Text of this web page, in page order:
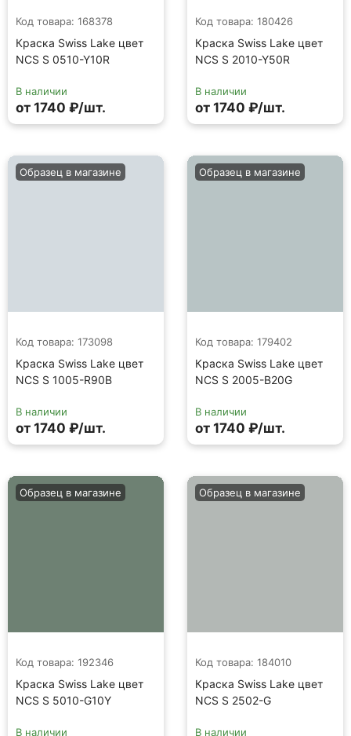
Код товара: 168378
Краска Swiss Lake цвет
NCS S 0510-Y10R
В наличии
от 1740 ₽/шт.
Код товара: 180426
Краска Swiss Lake цвет
NCS S 2010-Y50R
В наличии
от 1740 ₽/шт.
Код товара: 173098
Краска Swiss Lake цвет
NCS S 1005-R90B
Образец в магазине
В наличии
от 1740 ₽/шт.
Код товара: 179402
Краска Swiss Lake цвет
NCS S 2005-B20G
Образец в магазине
В наличии
от 1740 ₽/шт.
Код товара: 192346
Краска Swiss Lake цвет
NCS S 5010-G10Y
Образец в магазине
В наличии
Код товара: 184010
Краска Swiss Lake цвет
NCS S 2502-G
Образец в магазине
В наличии